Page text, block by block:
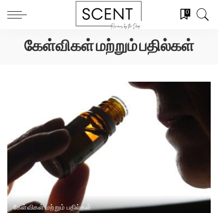
0
கேள்விகள் மற்றும் பதில்கள்
கேள்விகள் மற்றும் பதில்கள்